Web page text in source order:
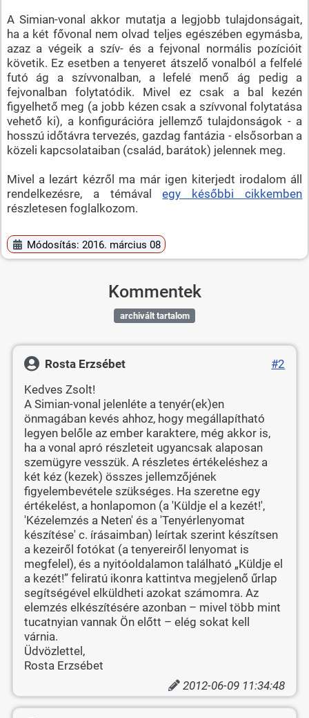
A Simian-vonal akkor mutatja a legjobb tulajdonságait,
ha a két fővonal nem olvad teljes egészében egymásba,
azaz a végeik a szív- és a fejvonal normális pozícióit
követik. Ez esetben a tenyeret átszelő vonalból a felfelé
futó ág a szívvonalban, a lefelé menő ág pedig a
fejvonalban folytatódik. Mivel ez csak a bal kezén
figyelhető meg (a jobb kézen csak a szívvonal folytatása
vehető ki), a konfigurációra jellemző tulajdonságok - a
hosszú időtávra tervezés, gazdag fantázia - elsősorban a
közeli kapcsolataiban (család, barátok) jelennek meg.
Mivel a lezárt kézről ma már igen kiterjedt irodalom áll
rendelkezésre, a témávalegy későbbi cikkemben
részletesen foglalkozom.
Módosítás: 2016. március 08
Kommentek
archivált tartalom
Rosta Erzsébet
#2
Kedves Zsolt!
A Simian-vonal jelenléte a tenyér(ek)en
önmagában kevés ahhoz, hogy megállapítható
legyen belőle az ember karaktere, még akkor is,
ha a vonal apró részleteit ugyancsak alaposan
szemügyre vesszük. A részletes értékeléshez a
két kéz (kezek) összes jellemzőjének
figyelembevétele szükséges. Ha szeretne egy
értékelést, a honlapomon (a 'Küldje el a kezét!',
'Kézelemzés a Neten' és a 'Tenyérlenyomat
készítése' c. írásaimban) leírtak szerint készítsen
a kezeiről fotókat (a tenyereiről lenyomat is
megfelel), és a nyitóoldalamon található „Küldje el
a kezét!” feliratú ikonra kattintva megjelenő űrlap
segítségével elküldheti azokat számomra. Az
elemzés elkészítésére azonban – mivel több mint
tucatnyian vannak Ön előtt – elég sokat kell
várnia.
Üdvözlettel,
Rosta Erzsébet
2012-06-09 11:34:48